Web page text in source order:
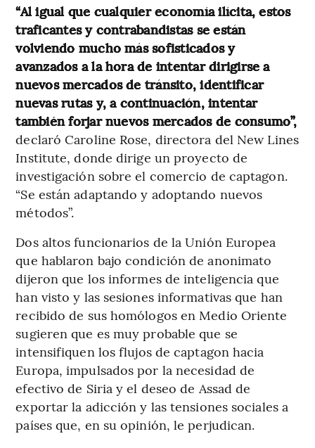
“Al igual que cualquier economía ilícita, estos
traficantes y contrabandistas se están
volviendo mucho más sofisticados y
avanzados a la hora de intentar dirigirse a
nuevos mercados de tránsito, identificar
nuevas rutas y, a continuación, intentar
también forjar nuevos mercados de consumo”,
declaró Caroline Rose, directora del New Lines
Institute, donde dirige un proyecto de
investigación sobre el comercio de captagon.
“Se están adaptando y adoptando nuevos
métodos”.
Dos altos funcionarios de la Unión Europea
que hablaron bajo condición de anonimato
dijeron que los informes de inteligencia que
han visto y las sesiones informativas que han
recibido de sus homólogos en Medio Oriente
sugieren que es muy probable que se
intensifiquen los flujos de captagon hacia
Europa, impulsados por la necesidad de
efectivo de Siria y el deseo de Assad de
exportar la adicción y las tensiones sociales a
países que, en su opinión, le perjudican.